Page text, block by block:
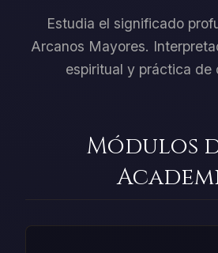
Estudia el significado
Arcanos Mayores.
espiritual y práctica de
Módulos